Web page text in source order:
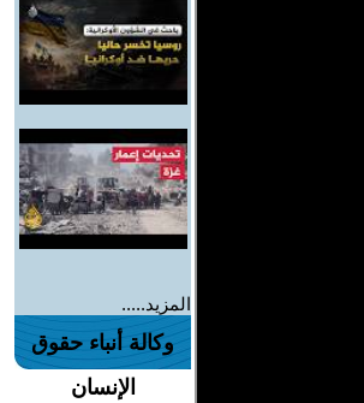
المزيد.....
وكالة أنباء حقوق
الإنسان